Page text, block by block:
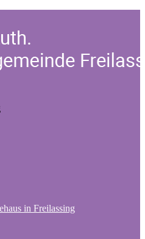
in Freilassing